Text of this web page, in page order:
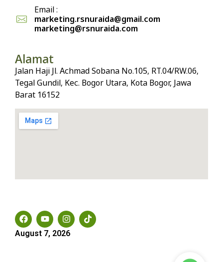
Email :
marketing.rsnuraida@gmail.com
marketing@rsnuraida.com
Alamat
Jalan Haji Jl. Achmad Sobana No.105, RT.04/RW.06,
Tegal Gundil, Kec. Bogor Utara, Kota Bogor, Jawa
Barat 16152
August 7, 2026